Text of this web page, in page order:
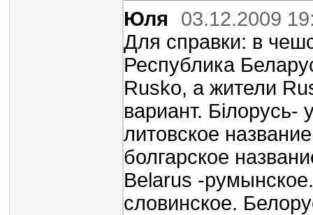
Юля
03.12.2009
Для справки: в
Республика
Rusko, а жители
вариант. Білорусь-
литовское
болгарское
Belarus -
словинское.